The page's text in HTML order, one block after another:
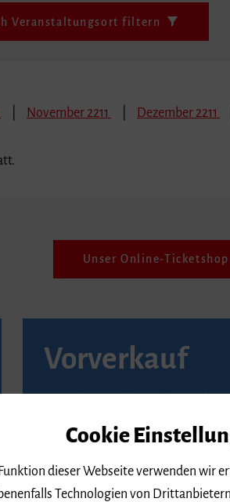
Veranstaltungsort filtern
November 2211 Dezember 2211
Unser Online-Ticketshop
Vorverkauf
Seite von Reservix.
BZ-Kartenservice Freiburg
Kaiser-Joseph-Straße 229
Cookie
dieser Webseite verwenden wir
Technologien von